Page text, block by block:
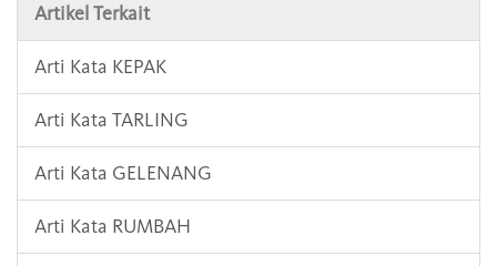
Artikel Terkait
Arti Kata KEPAK
Arti Kata TARLING
Arti Kata GELENANG
Arti Kata RUMBAH